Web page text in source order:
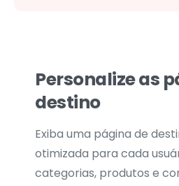
Personalizeas
destino
Exiba uma página de
otimizada para cada
categorias, produtos e